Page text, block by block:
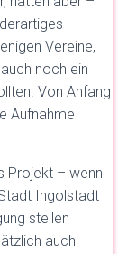
Vereine,
noch ein
Von Anfang
Aufnahme
Projekt – wenn
Ingolstadt
stellen
auch